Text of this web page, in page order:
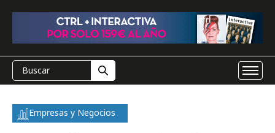
Empresas y Negocios